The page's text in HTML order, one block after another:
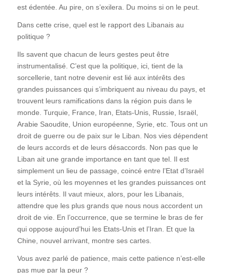
est édentée. Au pire, on s’exilera. Du moins si on le peut.
Dans cette crise, quel est le rapport des Libanais au
politique ?
Ils savent que chacun de leurs gestes peut être
instrumentalisé. C’est que la politique, ici, tient de la
sorcellerie, tant notre devenir est lié aux intérêts des
grandes puissances qui s’imbriquent au niveau du pays, et
trouvent leurs ramifications dans la région puis dans le
monde. Turquie, France, Iran, Etats-Unis, Russie, Israël,
Arabie Saoudite, Union européenne, Syrie, etc. Tous ont un
droit de guerre ou de paix sur le Liban. Nos vies dépendent
de leurs accords et de leurs désaccords. Non pas que le
Liban ait une grande importance en tant que tel. Il est
simplement un lieu de passage, coincé entre l’Etat d’Israël
et la Syrie, où les moyennes et les grandes puissances ont
leurs intérêts. Il vaut mieux, alors, pour les Libanais,
attendre que les plus grands que nous nous accordent un
droit de vie. En l’occurrence, que se termine le bras de fer
qui oppose aujourd’hui les Etats-Unis et l’Iran. Et que la
Chine, nouvel arrivant, montre ses cartes.
Vous avez parlé de patience, mais cette patience n’est-elle
pas mue par la peur ?